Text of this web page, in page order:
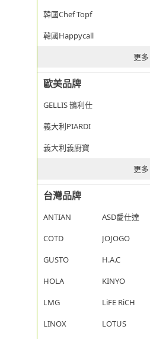
韓國Chef Topf
韓國Happycall
更多
歐美品牌
GELLIS 鵲利仕
義大利PIARDI
義大利義廚寶
更多
台灣品牌
ANTIAN
ASD愛仕達
COTD
JOJOGO
GUSTO
H.A.C
HOLA
KINYO
LMG
LiFE RiCH
LINOX
LOTUS